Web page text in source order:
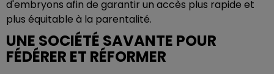
d'embryons afin de garantir un accès plus rapide et
plus équitable à la parentalité.
UNE SOCIÉTÉ SAVANTE POUR
FÉDÉRER ET RÉFORMER